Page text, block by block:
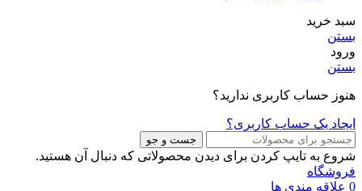
سبد خرید
بستن
ورود
بستن
هنوز حساب کاربری ندارید؟
ایجاد یک حساب کاربری؟
جست و جو
شروع به تایپ کردن برای دیدن محصولاتی که دنبال آن هستید.
فروشگاه
0 علاقه مندی ها